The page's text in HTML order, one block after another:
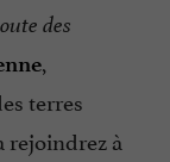
des
,
terres
rejoindrez à